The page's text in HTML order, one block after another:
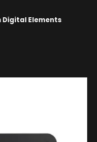
Digital Elements